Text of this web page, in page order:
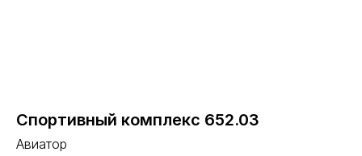
Спортивный комплекс 652.03
Авиатор